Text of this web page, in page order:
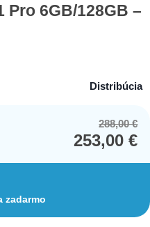
Pro 6GB/128GB –
Distribúcia
288,00€
253,00€
zadarmo